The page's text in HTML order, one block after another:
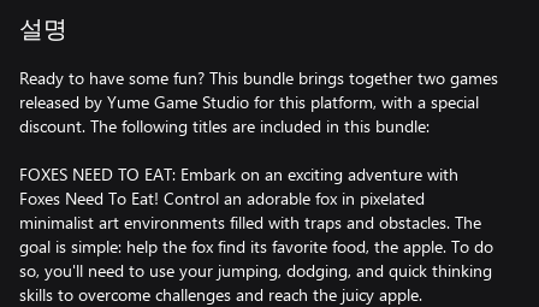
설명
Ready to have some fun? This bundle brings together two games
released by Yume Game Studio for this platform, with a special
discount. The following titles are included in this bundle:
FOXES NEED TO EAT: Embark on an exciting adventure with
Foxes Need To Eat! Control an adorable fox in pixelated
minimalist art environments filled with traps and obstacles. The
goal is simple: help the fox find its favorite food, the apple. To do
so, you'll need to use your jumping, dodging, and quick thinking
skills to overcome challenges and reach the juicy apple.